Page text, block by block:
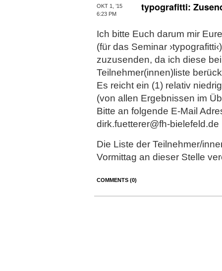
typografitti:
OKT 1, ’15
6:23 PM
Ich bitte Euch darum mir
(für das Seminar
zuzusenden, da ich diese
Teilnehmer(innen)liste
Es reicht ein (1) relativ
(von allen Ergebnissen im
Bitte an folgende E-Mail
dirk.fuetterer@fh-bielefeld.de
Die Liste der Teilnehmer/
Vormittag an dieser Stelle
COMMENTS (0)